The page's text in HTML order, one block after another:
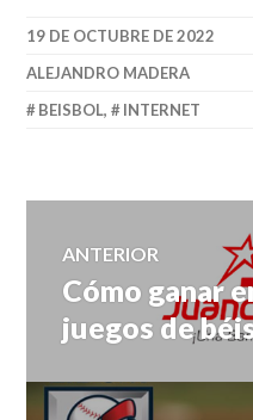
19 DE OCTUBRE DE 2022
ALEJANDRO MADERA
BEISBOL, INTERNET
de
entradas
ANTERIOR
Entrada
anterior:
Cómo ganar
juegos de